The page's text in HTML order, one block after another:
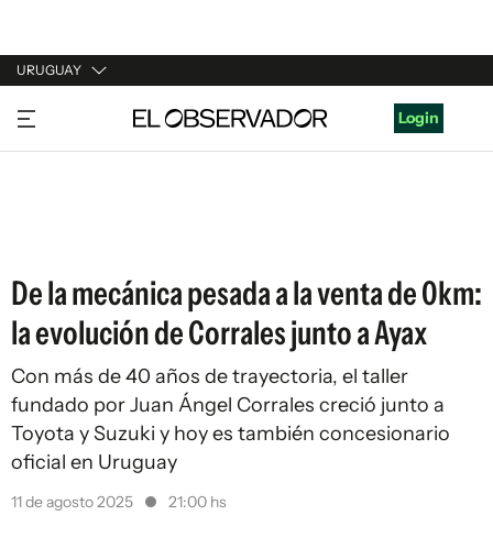
URUGUAY
URUGUAY
ARGENTINA
Login
De la mecánica pesada a la venta de 0km:
la evolución de Corrales junto a Ayax
Con más de 40 años de trayectoria, el taller
fundado por Juan Ángel Corrales creció junto a
Toyota y Suzuki y hoy es también concesionario
oficial en Uruguay
11 de agosto 2025 21:00 hs